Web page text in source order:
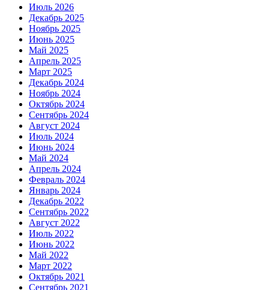
Июль 2026
Декабрь 2025
Ноябрь 2025
Июнь 2025
Май 2025
Апрель 2025
Март 2025
Декабрь 2024
Ноябрь 2024
Октябрь 2024
Сентябрь 2024
Август 2024
Июль 2024
Июнь 2024
Май 2024
Апрель 2024
Февраль 2024
Январь 2024
Декабрь 2022
Сентябрь 2022
Август 2022
Июль 2022
Июнь 2022
Май 2022
Март 2022
Октябрь 2021
Сентябрь 2021